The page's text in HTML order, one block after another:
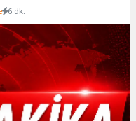
6 dk.